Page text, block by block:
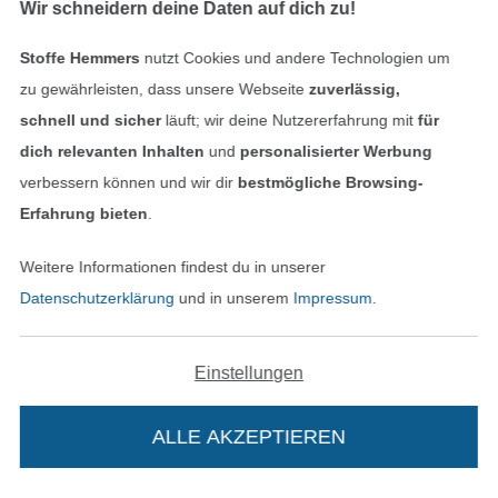
Unsere Versandpartner
AGB
Widerrufsrecht
Kontakt
In den deutschen Shop wechseln (aktuell
Wir schneidern deine Daten auf dich zu!
Stoffe Hemmers nutzt Cookies und andere Technologien um
zu gewährleisten, dass unsere Webseite zuverlässig,
schnell und sicherläuft; wir deine Nutzererfahrung mitfür
dich relevanten Inhalten und personalisierter Werbung
verbessern können und wir dir bestmögliche Browsing-
Erfahrung bieten
Weitere Informationen findest du in unserer
Datenschutzerklärung und in unserem Impressum
Einstellungen
ALLE AKZEPTIEREN